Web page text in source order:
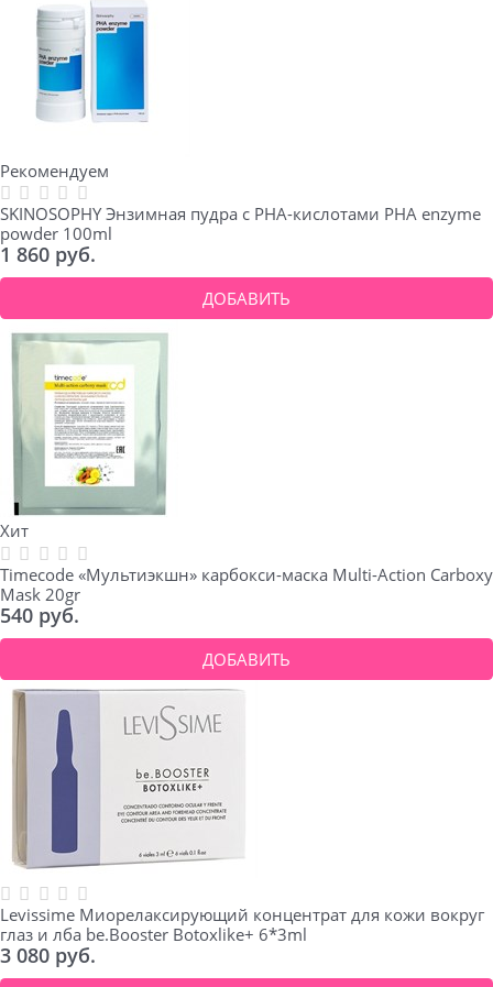
Рекомендуем
SKINOSOPHY Энзимная пудра с PHA-кислотами PHA enzyme
powder 100ml
1 860 руб.
ДОБАВИТЬ
Хит
Timecode «Мультиэкшн» карбокси-маска Multi-Action Carboxy
Mask 20gr
540 руб.
ДОБАВИТЬ
Levissime Миорелаксирующий концентрат для кожи вокруг
глаз и лба be.Booster Botoxlike+ 6*3ml
3 080 руб.